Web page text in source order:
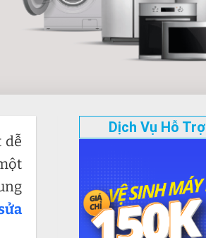
dễ
Dịch Vụ Hỗ Trợ